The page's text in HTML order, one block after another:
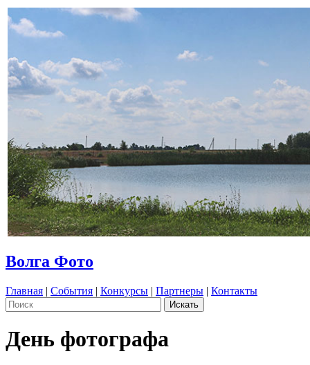
Волга Фото
Главная | События | Конкурсы | Партнеры | Контакты
День фотографа